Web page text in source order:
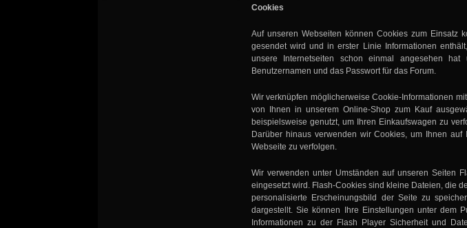
Cookies
Auf unseren Webseiten können Cookies zum Einsatz
gesendet wird und in erster Linie Informationen
unsere Internetseiten schon einmal angesehen
Benutzernamen und das Passwort für das Forum.
Wir verknüpfen möglicherweise Cookie-Informationen
von Ihnen in unserem Online-Shop zum Kauf
beispielsweise genutzt, um Ihren Einkaufswagen zu
Darüber hinaus verwenden wir Cookies, um Ihnen
Webseite zu verfolgen.
Wir verwenden unter Umständen auf unseren Seiten
eingesetzt wird. Flash-Cookies sind kleine Dateien, die
personalisierte Erscheinungsbild der Seite zu
dargestellt. Sie können Ihre Einstellungen unter dem
Informationen zu der Flash Player Sicherheit und